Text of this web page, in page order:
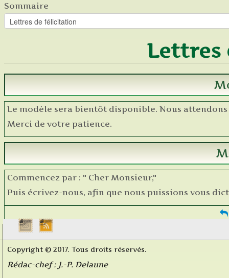
Sommaire
Lettres
Le modèle sera bientôt disponible. Nous
Merci de votre patience.
Commencez par : " Cher Monsieur,"
Puis écrivez-nous, afin que nous puissions vous
Copyright © 2017. Tous droits réservés.
Rédac-chef : J.-P. Delaune